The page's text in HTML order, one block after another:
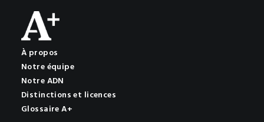
À propos
Notre équipe
Notre ADN
Distinctions et licences
Glossaire A+